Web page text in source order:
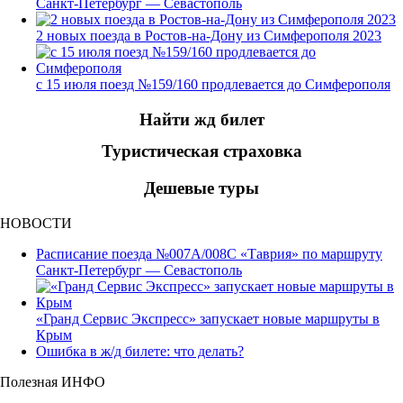
2 новых поезда в Ростов-на-Дону из Симферополя 2023
с 15 июля поезд №159/160 продлевается до Симферополя
Найти жд билет
Туристическая страховка
Дешевые туры
НОВОСТИ
Расписание поезда №007А/008С «Таврия» по маршруту
Санкт-Петербург — Севастополь
«Гранд Сервис Экспресс» запускает новые маршруты в
Крым
Ошибка в ж/д билете: что делать?
Полезная ИНФО